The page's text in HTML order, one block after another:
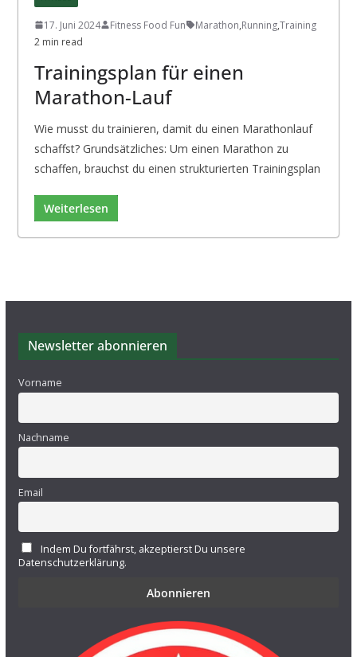
17. Juni 2024 Fitness Food Fun Marathon,Running,Training
2 min read
Trainingsplan für einen
Marathon-Lauf
Wie musst du trainieren, damit du einen Marathonlauf
schaffst? Grundsätzliches: Um einen Marathon zu
schaffen, brauchst du einen strukturierten Trainingsplan
Weiterlesen
Newsletter abonnieren
Vorname
Nachname
Email
Indem Du fortfährst, akzeptierst Du unsere
Datenschutzerklärung.